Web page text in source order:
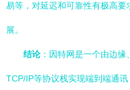
易等，对延迟和可靠性有极高
展。
结论 ：因特网是一个由边
TCP/IP等协议栈实现端到端通